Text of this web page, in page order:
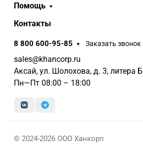
Помощь
Контакты
8 800 600-95-85 Заказать звонок
sales@khancorp.ru
Аксай, ул. Шолохова, д. 3, литера Б
Пн—Пт 08:00 – 18:00
© 2024-2026 ООО Ханкорп